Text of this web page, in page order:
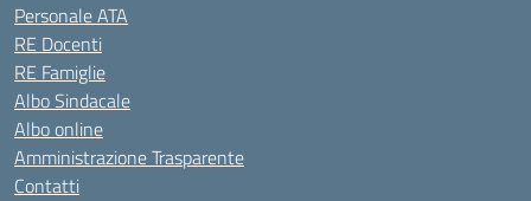
Personale ATA
RE Docenti
RE Famiglie
Albo Sindacale
Albo online
Amministrazione Trasparente
Contatti